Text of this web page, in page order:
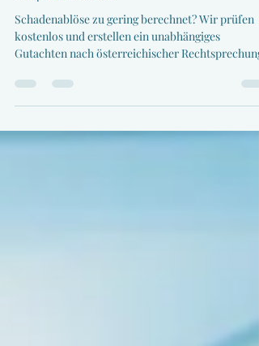
Schadenablöse zu wenig? So setzen Sie Ihre
Ansprüche durch!
Schadenablöse zu gering berechnet? Wir prüfen